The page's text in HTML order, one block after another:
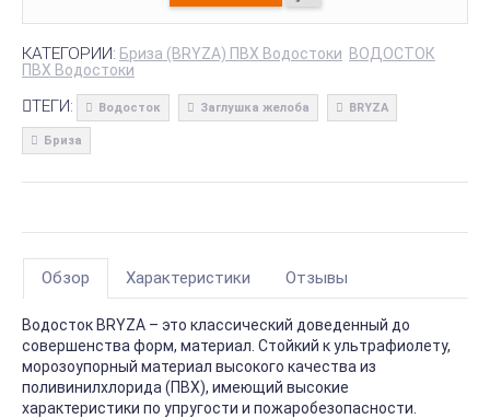
КАТЕГОРИИ: Бриза (BRYZA) ПВХ Водостоки ВОДОСТОК
ПВХ Водостоки
ТЕГИ: Водосток Заглушка желоба BRYZA
Бриза
Обзор Характеристики Отзывы
Водосток BRYZA – это классический доведенный до
совершенства форм, материал. Стойкий к ультрафиолету,
морозоупорный материал высокого качества из
поливинилхлорида (ПВХ), имеющий высокие
характеристики по упругости и пожаробезопасности.